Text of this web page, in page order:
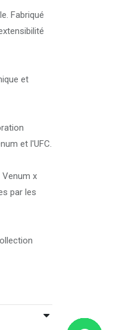
Fabriqué
et
et l'UFC.
x
par les